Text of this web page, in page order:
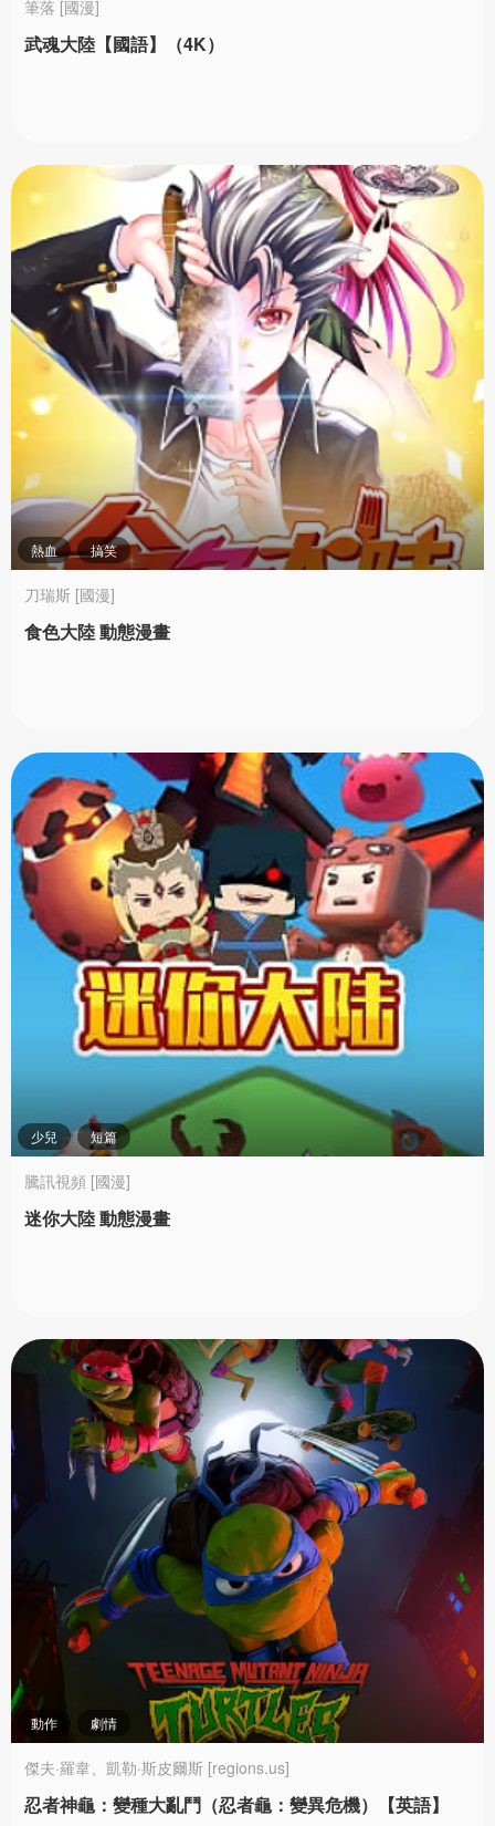
筆落 [國漫]
武魂大陸【國語】（4K）
熱血 搞笑
刀瑞斯 [國漫]
食色大陸 動態漫畫
少兒 短篇
騰訊視頻 [國漫]
迷你大陸 動態漫畫
動作 劇情
傑夫·羅韋、凱勒·斯皮爾斯 [regions.us]
忍者神龜：變種大亂鬥（忍者龜：變異危機）【英語】